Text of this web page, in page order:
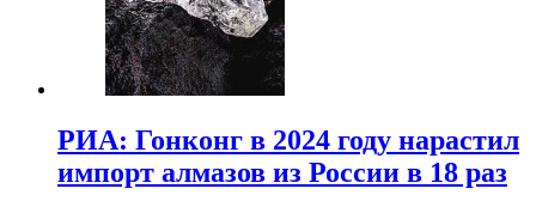
РИА: Гонконг в 2024 году нарастил
импорт алмазов из России в 18 раз